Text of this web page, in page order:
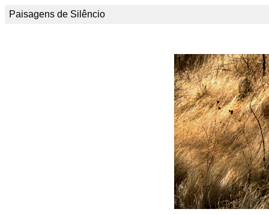
Paisagens de Silêncio